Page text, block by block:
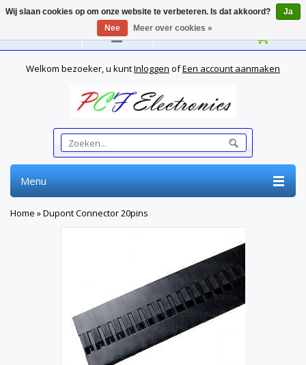
Nederlands
Welkom bezoeker, u kuntInloggen ofEen account aanmaken
Menu
Home »Dupont Connector 20pins
Wij slaan cookies op om onze website te verbeteren. Is dat akkoord?
Ja
Nee
Meer over cookies »